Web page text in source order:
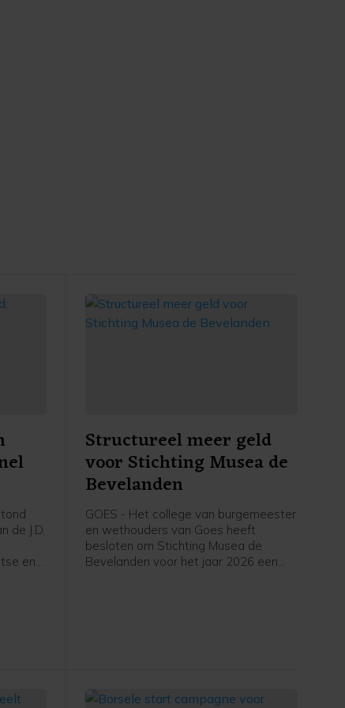
de J.D.
en
Structureel meer geld
voor Stichting Musea de
Bevelanden
GOES - Het college van burgemeester
en wethouders van Goes heeft
besloten om Stichting Musea de
Bevelanden voor het jaar 2026 een